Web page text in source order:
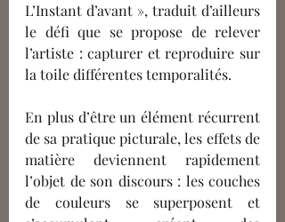
L’Instant d’avant », traduit d’ailleurs
le défi que se propose de relever
l’artiste : capturer et reproduire sur
la toile différentes temporalités.
En plus d’être un élément récurrent
de sa pratique picturale, les effets de
matière deviennent rapidement
l’objet de son discours : les couches
de couleurs se superposent et